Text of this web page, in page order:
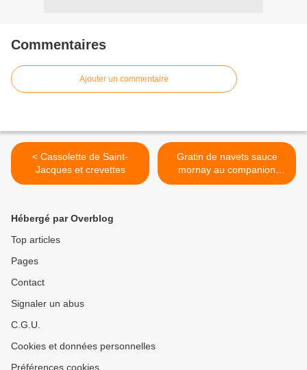
Commentaires
Ajouter un commentaire
< Cassolette de Saint-
Jacques et crevettes
Gratin de navets sauce
mornay au companion
thermomix ou sans robot >
Hébergé par Overblog
Top articles
Pages
Contact
Signaler un abus
C.G.U.
Cookies et données personnelles
Préférences cookies